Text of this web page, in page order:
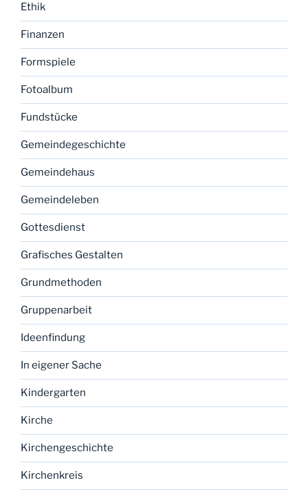
Ethik
Finanzen
Formspiele
Fotoalbum
Fundstücke
Gemeindegeschichte
Gemeindehaus
Gemeindeleben
Gottesdienst
Grafisches Gestalten
Grundmethoden
Gruppenarbeit
Ideenfindung
In eigener Sache
Kindergarten
Kirche
Kirchengeschichte
Kirchenkreis